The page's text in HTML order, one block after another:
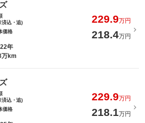
済込・追)
229.9万円
価格
218.4万円
年
万km
済込・追)
229.9万円
価格
218.1万円